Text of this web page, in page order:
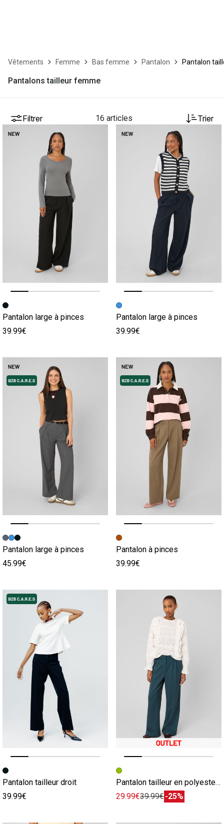
Vêtements Femme Bas femme Pantalon Pantalon
Pantalons tailleur femme
Filtrer 16 articles Trier
Image précédente
Image suivante
Pantalon large à pinces
39.99€
Image précédente
Image suivante
Pantalon large à pinces
39.99€
Image précédente
Image suivante
Pantalon large à pinces
45.99€
Image précédente
Image suivante
Pantalon à pinces
39.99€
Image précédente
Image suivante
Pantalon tailleur droit
39.99€
Image précédente
Image suivante
Pantalon tailleur en polyester recyclé
29.99€39.99€-25%